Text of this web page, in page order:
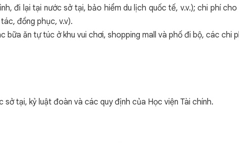
đi lại tại nước sở tại, bảo hiểm du lịch quốc tế, v.v.); chi phí
đồng phục, v.v).
bữa ăn tự túc ở khu vui chơi, shopping mall và phố đi bộ, các chi
tại, kỷ luật đoàn và các quy định của Học viện Tài chính.